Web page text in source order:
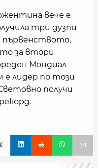
вече е
три дузпи
първенството,
за втори
Мондиал
лидер по този
получи